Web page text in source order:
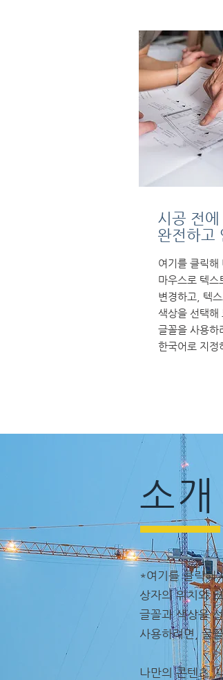
시공 전
완전하고
여기를 클릭해
마우스로 텍스
변경하고, 텍
색상을 선택해
글꼴을 사용하
한국어로 지정
소개
*여기를 클릭해
상자의 위치와
글꼴과 색상을
사용하려면, 글
나만의 콘텐츠,